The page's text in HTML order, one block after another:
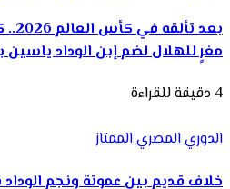
بعد
مغرٍ للهلال لضم إبن الوداد ياسين
4 دقيقة للقراءة
الدوري المصري الممتاز
خلاف قديم بين عموتة ونجم